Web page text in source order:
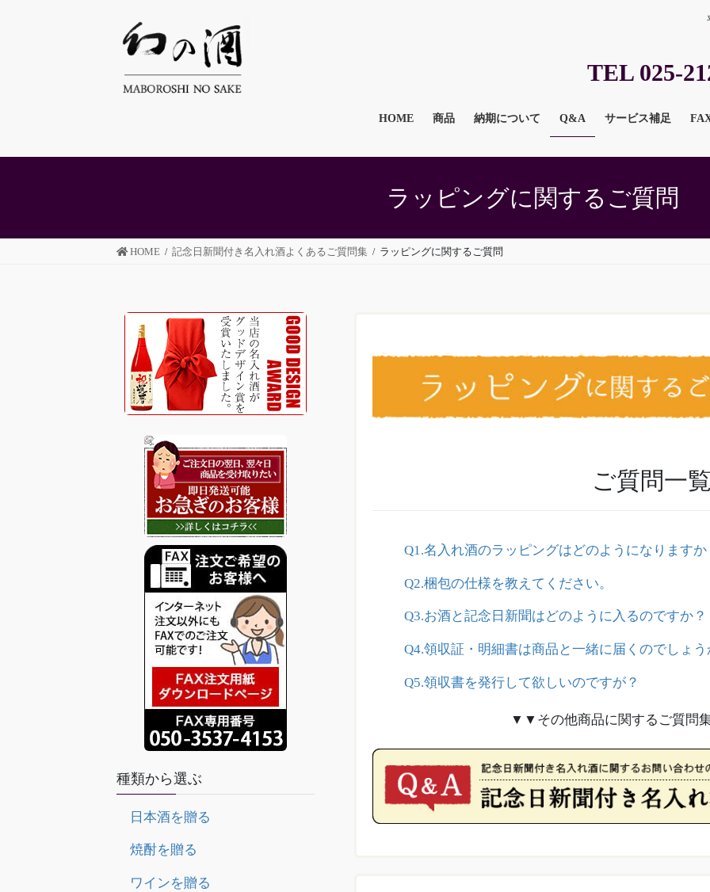
TEL 025-
HOME 商品 納期について Q&A サービス補足
ラッピングに関するご質問
HOME 記念日新聞付き名入れ酒よくあるご質問集 ラッピングに関するご質問
ご質問一
Q1.名入れ酒のラッピングはどのようになりますか
Q2.梱包の仕様を教えてください。
Q3.お酒と記念日新聞はどのように入るのですか？
Q4.領収証・明細書は商品と一緒に届くのでしょう
Q5.領収書を発行して欲しいのですが？
▼▼その他商品に関するご質問
種類から選ぶ
日本酒を贈る
焼酎を贈る
ワインを贈る